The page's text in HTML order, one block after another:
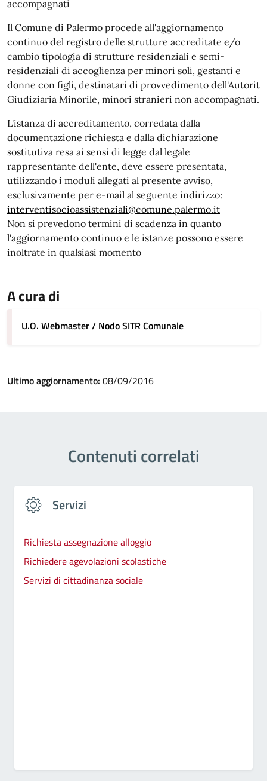
accompagnati
Il Comune di Palermo procede all'aggiornamento
continuo del registro delle strutture accreditate e/o
cambio tipologia di strutture residenziali e semi-
residenziali di accoglienza per minori soli, gestanti e
donne con figli, destinatari di provvedimento dell'Autorit
Giudiziaria Minorile, minori stranieri non accompagnati.
L'istanza di accreditamento, corredata dalla
documentazione richiesta e dalla dichiarazione
sostitutiva resa ai sensi di legge dal legale
rappresentante dell'ente, deve essere presentata,
utilizzando i moduli allegati al presente avviso,
esclusivamente per e-mail al seguente indirizzo:
interventisocioassistenziali@comune.palermo.it
Non si prevedono termini di scadenza in quanto
l'aggiornamento continuo e le istanze possono essere
inoltrate in qualsiasi momento
A cura di
U.O. Webmaster / Nodo SITR Comunale
Ultimo aggiornamento: 08/09/2016
Contenuti correlati
Servizi
Richiesta assegnazione alloggio
Richiedere agevolazioni scolastiche
Servizi di cittadinanza sociale